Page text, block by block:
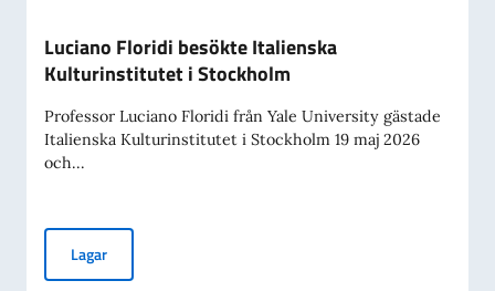
Luciano Floridi besökte Italienska
Kulturinstitutet i Stockholm
Professor Luciano Floridi från Yale University gästade
Italienska Kulturinstitutet i Stockholm 19 maj 2026
och...
LagarLuciano Floridi besökte Italienska Kulturinstitutet i